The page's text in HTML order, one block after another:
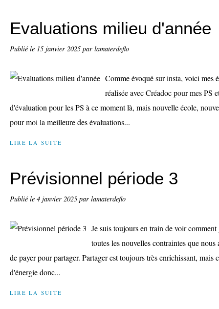
Evaluations milieu d'année
Publié le 15 janvier 2025 par lamaterdeflo
Comme évoqué sur insta, voici mes
réalisée avec Créadoc pour mes PS
d'évaluation pour les PS à ce moment là, mais nouvelle école,
pour moi la meilleure des évaluations...
LIRE LA SUITE
Prévisionnel période 3
Publié le 4 janvier 2025 par lamaterdeflo
Je suis toujours en train de voir
toutes les nouvelles contraintes que
de payer pour partager. Partager est toujours très enrichissant, mais
d'énergie donc...
LIRE LA SUITE